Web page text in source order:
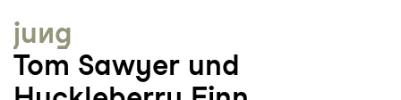
jung
Tom Sawyer und